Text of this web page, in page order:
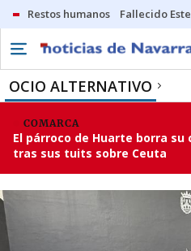
Restos humanos Fallecido
OCIO ALTERNATIVO
COMARCA
El párroco de Huarte borra su
tras sus tuits sobre Ceuta